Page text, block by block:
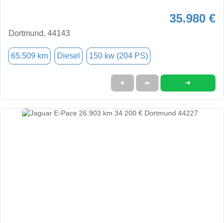
35.980 €
Dortmund, 44143
65.509 km Diesel 150 kw (204 PS)
★ ➦ ➜